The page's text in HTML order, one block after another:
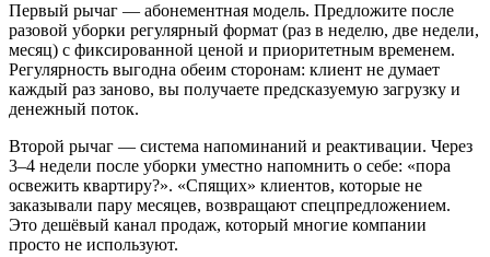
Первый рычаг — абонементная модель. Предложите после
разовой уборки регулярный формат (раз в неделю, две недели,
месяц) с фиксированной ценой и приоритетным временем.
Регулярность выгодна обеим сторонам: клиент не думает
каждый раз заново, вы получаете предсказуемую загрузку и
денежный поток.
Второй рычаг — система напоминаний и реактивации. Через
3–4 недели после уборки уместно напомнить о себе: «пора
освежить квартиру?». «Спящих» клиентов, которые не
заказывали пару месяцев, возвращают спецпредложением.
Это дешёвый канал продаж, который многие компании
просто не используют.